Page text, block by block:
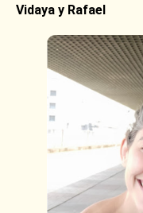
Vidaya y Rafael